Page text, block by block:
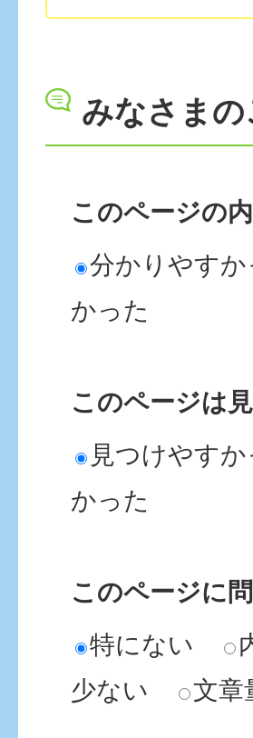
みなさま
このページの
分かりやすか
かった
このページは
見つけやすか
かった
このページに
特にない
少ない
文章